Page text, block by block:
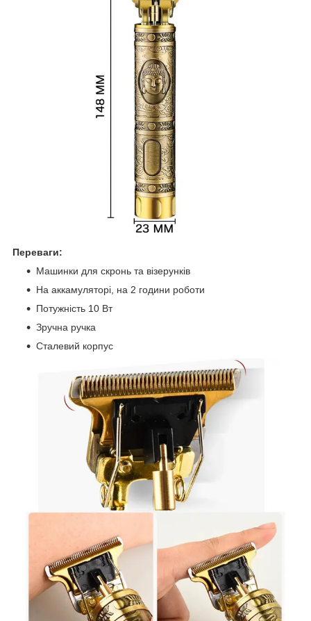
Переваги:
Машинки для скронь та візерунків
На аккамуляторі, на 2 години роботи
Потужність 10 Вт
Зручна ручка
Сталевий корпус